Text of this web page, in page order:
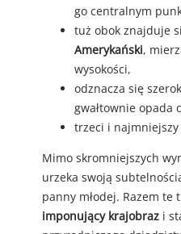
go centralnym
tuż obok znajduje
Amerykański,
wysokości,
odznacza się
gwałtownie opada
trzeci i
Mimo skromniejszych
urzeka swoją
panny młodej. Razem te
imponujący krajobraz i